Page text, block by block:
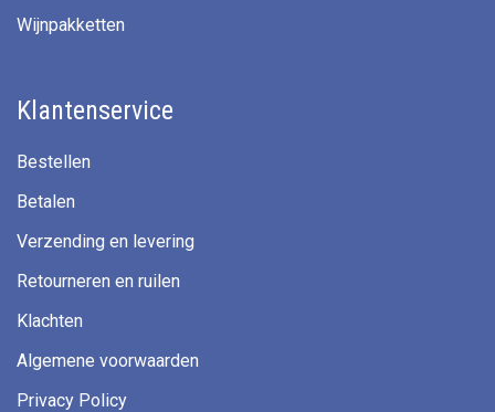
Wijnpakketten
Klantenservice
Bestellen
Betalen
Verzending en levering
Retourneren en ruilen
Klachten
Algemene voorwaarden
Privacy Policy